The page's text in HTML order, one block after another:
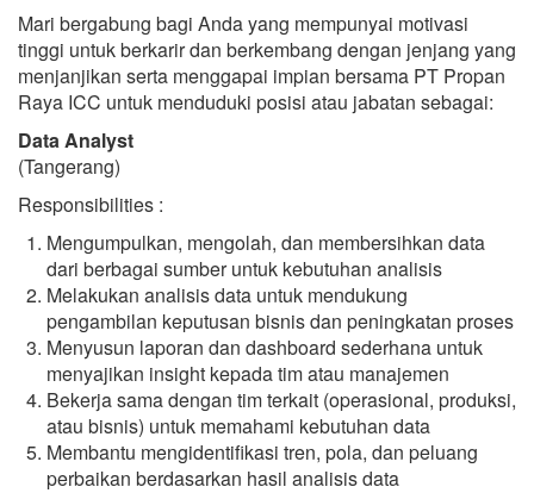
Mari bergabung bagi Anda yang mempunyai motivasi
tinggi untuk berkarir dan berkembang dengan jenjang yang
menjanjikan serta menggapai impian bersama PT Propan
Raya ICC untuk menduduki posisi atau jabatan sebagai:
Data Analyst
(Tangerang)
Responsibilities :
Mengumpulkan, mengolah, dan membersihkan data
dari berbagai sumber untuk kebutuhan analisis
Melakukan analisis data untuk mendukung
pengambilan keputusan bisnis dan peningkatan proses
Menyusun laporan dan dashboard sederhana untuk
menyajikan insight kepada tim atau manajemen
Bekerja sama dengan tim terkait (operasional, produksi,
atau bisnis) untuk memahami kebutuhan data
Membantu mengidentifikasi tren, pola, dan peluang
perbaikan berdasarkan hasil analisis data